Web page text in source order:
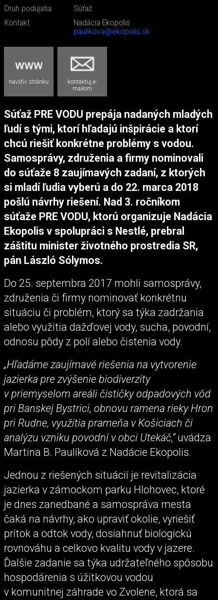
Druh podujatia
Súťaž
Kontakt
Nadácia Ekopolis
paulikova@ekopolis.sk
navštív stránku
kontaktuj e-
mailom
Súťaž PRE VODU prepája nadaných mladých
ľudí s tými, ktorí hľadajú inšpirácie a ktorí
chcú riešiť konkrétne problémy s vodou.
Samosprávy, združenia a firmy nominovali
do súťaže 8 zaujímavých zadaní, z ktorých
si mladí ľudia vyberú a do 22. marca 2018
pošlú návrhy riešení. Nad 3. ročníkom
súťaže PRE VODU, ktorú organizuje Nadácia
Ekopolis v spolupráci s Nestlé, prebral
záštitu minister životného prostredia SR,
pán László Sólymos.
Do 25. septembra 2017 mohli samosprávy,
združenia či firmy nominovať konkrétnu
situáciu či problém, ktorý sa týka zadržania
alebo využitia dažďovej vody, sucha, povodní,
odnosu pôdy z polí alebo čistenia vody.
„Hľadáme zaujímavé riešenia na vytvorenie
jazierka pre zvýšenie biodiverzity
v priemyselom areáli čističky odpadových vôd
pri Banskej Bystrici, obnovu ramena rieky Hron
pri Rudne, využitia prameňa v Košiciach či
analýzu vzniku povodní v obci Utekáč,“uvádza
Martina B. Paulíková z Nadácie Ekopolis.
Jednou z riešených situácií je revitalizácia
jazierka v zámockom parku Hlohovec, ktoré
je dnes zanedbané a samospráva mesta
čaká na návrhy, ako upraviť okolie, vyriešiť
prítok a odtok vody, dosiahnuť biologickú
rovnováhu a celkovo kvalitu vody v jazere.
Ďalšie zadanie sa týka udržateľného spôsobu
hospodárenia s úžitkovou vodou
v komunitnej záhrade vo Zvolene, ktorá sa